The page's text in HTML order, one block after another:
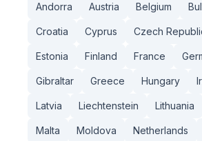
Andorra Austria Belgium
Croatia Cyprus Czech
Estonia Finland France
Gibraltar Greece Hungary
Latvia Liechtenstein Lithuania
Malta Moldova Netherlands